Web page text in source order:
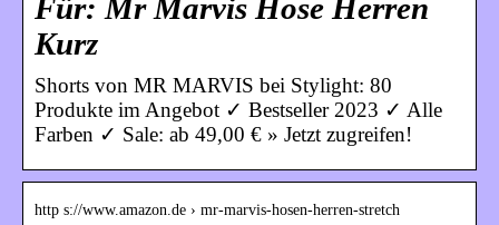
Für: Mr Marvis Hose Herren
Kurz
Shorts von MR MARVIS bei Stylight: 80
Produkte im Angebot ✓ Bestseller 2023 ✓ Alle
Farben ✓ Sale: ab 49,00 € » Jetzt zugreifen!
http s://www.amazon.de › mr-marvis-hosen-herren-stretch